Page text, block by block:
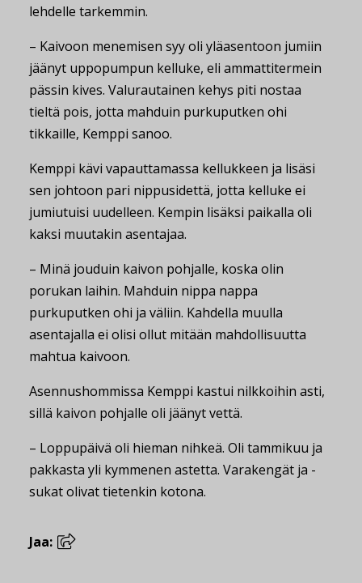
lehdelle tarkemmin.
– Kaivoon menemisen syy oli yläasentoon jumiin
jäänyt uppopumpun kelluke, eli ammattitermein
pässin kives. Valurautainen kehys piti nostaa
tieltä pois, jotta mahduin purkuputken ohi
tikkaille, Kemppi sanoo.
Kemppi kävi vapauttamassa kellukkeen ja lisäsi
sen johtoon pari nippusidettä, jotta kelluke ei
jumiutuisi uudelleen. Kempin lisäksi paikalla oli
kaksi muutakin asentajaa.
– Minä jouduin kaivon pohjalle, koska olin
porukan laihin. Mahduin nippa nappa
purkuputken ohi ja väliin. Kahdella muulla
asentajalla ei olisi ollut mitään mahdollisuutta
mahtua kaivoon.
Asennushommissa Kemppi kastui nilkkoihin asti,
sillä kaivon pohjalle oli jäänyt vettä.
– Loppupäivä oli hieman nihkeä. Oli tammikuu ja
pakkasta yli kymmenen astetta. Varakengät ja -
sukat olivat tietenkin kotona.
Jaa: